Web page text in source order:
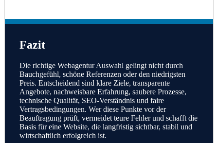
Fazit
Die richtige Webagentur Auswahl gelingt nicht durch
Bauchgefühl, schöne Referenzen oder den niedrigsten
Preis. Entscheidend sind klare Ziele, transparente
Angebote, nachweisbare Erfahrung, saubere Prozesse,
technische Qualität, SEO-Verständnis und faire
Vertragsbedingungen. Wer diese Punkte vor der
Beauftragung prüft, vermeidet teure Fehler und schafft die
Basis für eine Website, die langfristig sichtbar, stabil und
wirtschaftlich erfolgreich ist.